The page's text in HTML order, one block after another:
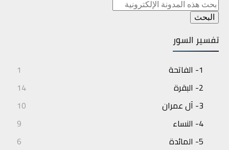
تفسير السور
1- الفاتحة
1
2- البقرة
14
3- آل عمران
10
4- النساء
9
5- المائدة
6